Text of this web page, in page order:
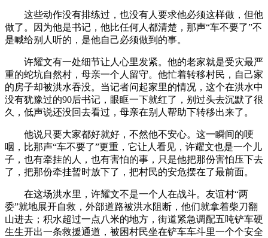
这些动作没有排练过，也没有人要求他必须这样做，但他
做了。因为他是书记，他比任何人都清楚，那声“车不要了”不
是喊给别人听的，是他自己必须做到的事。
许耀文有一处细节让人心里发紧。他的老家就是受灾最严
重的蛇坑自然村，母亲一个人留守。他忙着转移村民，自己家
的房子却被洪水吞没。当记者问起家里的情况，这个在洪水中
没有犹豫过的90后书记，眼眶一下就红了，别过头去沉默了很
久，低声说还没回去看过，母亲在别人帮助下转移出来了。
他说只要大家都好就好，不然他不安心。这一瞬间的哽
咽，比那声“车不要了”更重，它让人看见，许耀文也是一个儿
子，也有牵挂的人，也有害怕的事，只是他把那份害怕压下去
了，把那份牵挂暂时放下了，把村民的安危摆在了最前面。
在这场洪水里，许耀文不是一个人在战斗。友谊村“两
委”就地展开自救，外部道路被洪水阻断，他们就拿着柴刀翻
山进去；积水超过一点八米的地方，街道紧急调配五吨铲车硬
生生开出一条救援通道，被困村民坐在铲车车斗里一个个安全